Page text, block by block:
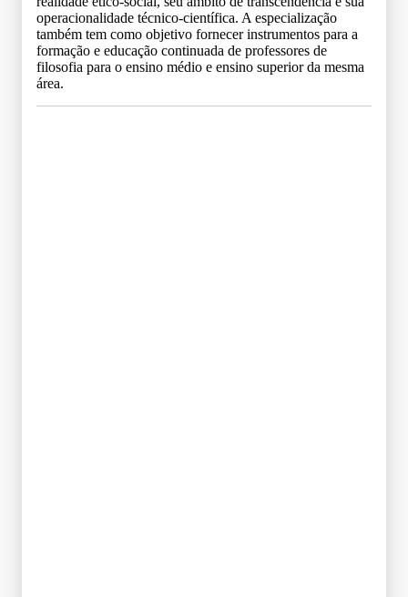
operacionalidade técnico-científica. A especialização
também tem como objetivo fornecer instrumentos para a
formação e educação continuada de professores de
filosofia para o ensino médio e ensino superior da mesma
área.